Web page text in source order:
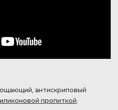
антискриповый
пропиткой